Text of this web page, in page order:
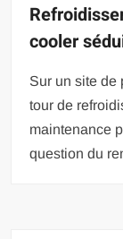
cooler
Sur un site de
tour de
maintenance
question du